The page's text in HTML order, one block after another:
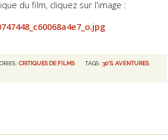
du film, cliquez sur l'image :
:CRITIQUES DE FILMS TAGS :30'S,AVENTURES,